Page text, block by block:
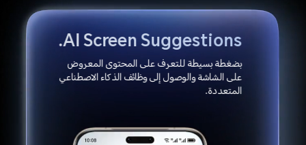
AI Screen Suggestions.
بضغطة بسيطة للتعرف على المحتوى المعروض
على الشاشة والوصول إلى وظائف الذكاء الاصطناعي
المتعددة.